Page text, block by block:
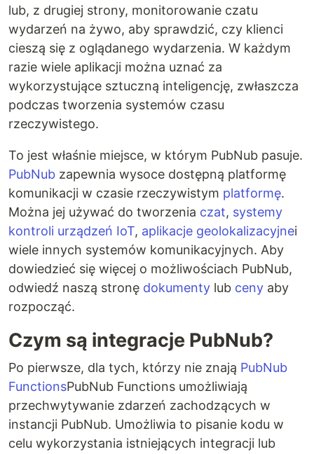
lub, z drugiej strony, monitorowanie czatu
wydarzeń na żywo, aby sprawdzić, czy klienci
cieszą się z oglądanego wydarzenia. W każdym
razie wiele aplikacji można uznać za
wykorzystujące sztuczną inteligencję, zwłaszcza
podczas tworzenia systemów czasu
rzeczywistego.
To jest właśnie miejsce, w którym PubNub pasuje.
PubNub zapewnia wysoce dostępną platformę
komunikacji w czasie rzeczywistym platformę.
Można jej używać do tworzenia czat, systemy
kontroli urządzeń IoT, aplikacje geolokalizacyjnei
wiele innych systemów komunikacyjnych. Aby
dowiedzieć się więcej o możliwościach PubNub,
odwiedź naszą stronę dokumenty lub ceny aby
rozpocząć.
Czym są integracje PubNub?
Po pierwsze, dla tych, którzy nie znają PubNub
FunctionsPubNub Functions umożliwiają
przechwytywanie zdarzeń zachodzących w
instancji PubNub. Umożliwia to pisanie kodu w
celu wykorzystania istniejących integracji lub